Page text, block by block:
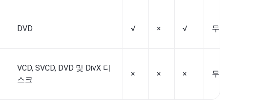
DVD √ × √ 무료
VCD, SVCD, DVD 및 DivX 디
스크
× × × 무료